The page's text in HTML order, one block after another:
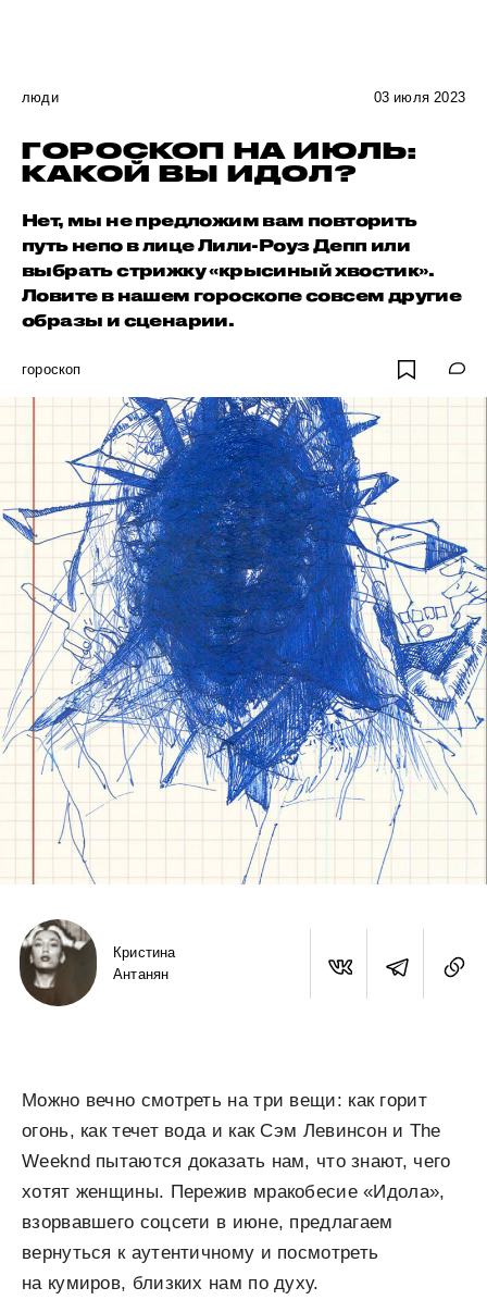
люди 03 июля 2023
ГОРОСКОП НА ИЮЛЬ:
КАКОЙ ВЫ ИДОЛ?
Нет, мы не предложим вам повторить
путь непо в лице Лили-Роуз Депп или
выбрать стрижку «крысиный хвостик».
Ловите в нашем гороскопе совсем другие
образы и сценарии.
гороскоп
Кристина
Антанян
Можно вечно смотреть на три вещи: как горит
огонь, как течет вода и как Сэм Левинсон и The
Weeknd пытаются доказать нам, что знают, чего
хотят женщины. Пережив мракобесие «Идола»,
взорвавшего соцсети в июне, предлагаем
вернуться к аутентичному и посмотреть
на кумиров, близких нам по духу.